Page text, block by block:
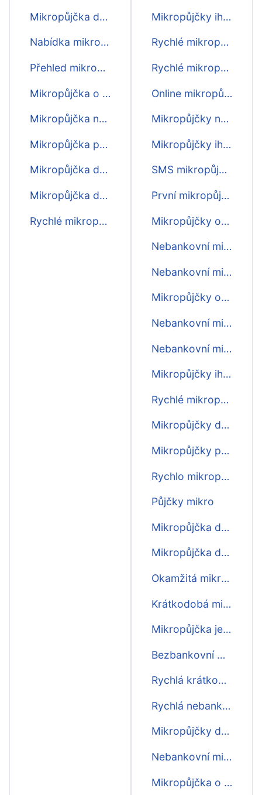
Mikropůjčka do 24 hodin
Nabídka mikropůjček
Přehled mikropůjček
Mikropůjčka o víkendu
Mikropůjčka na měsíc
Mikropůjčka před výplatou ihned
Mikropůjčka do 15 min
Mikropůjčka do hodiny
Rychlé mikropůjčky online
Mikropůjčky ihned na bankovní účet
Rychlé mikropůjčky do výplaty
Rychlé mikropůjčky před výplatou
Online mikropůjčky ihned na účet
Mikropůjčky na cokoliv
Mikropůjčky ihned zdarma
SMS mikropůjčky
První mikropůjčky zdarma
Mikropůjčky online
Nebankovní mikropůjčky online
Nebankovní mikropůjčka online
Mikropůjčky online ihned
Nebankovní mikropůjčky ihned
Nebankovní mikropůjčky
Mikropůjčky ihned na účet
Rychlé mikropůjčky
Mikropůjčky do výplaty
Mikropůjčky před výplatou
Rychlo mikropůjčky
Půjčky mikro
Mikropůjčka do 15 minut
Mikropůjčka do 10 minut
Okamžitá mikropůjčka
Krátkodobá mikropůjčka ihned
Mikropůjčka ještě dnes
Bezbankovní mikropůjčka
Rychlá krátkodobá mikropůjčka před výplatou
Rychlá nebankovní mikropůjčka
Mikropůjčky do výplaty první zdarma
Nebankovní mikropůjčka ihned na účet
Mikropůjčka o víkendu ihned na účet